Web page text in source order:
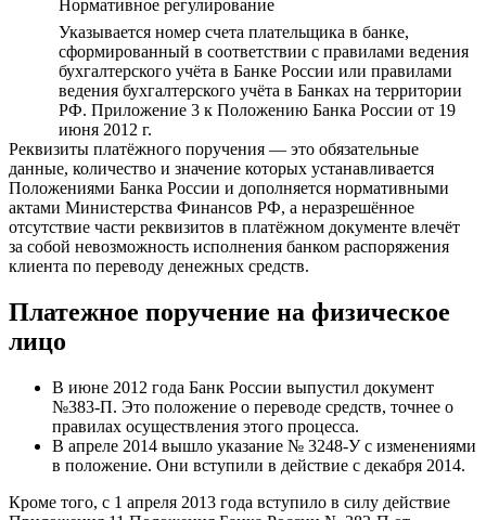
Нормативное регулирование
Указывается номер счета плательщика в банке,
сформированный в соответствии с правилами ведения
бухгалтерского учёта в Банке России или правилами
ведения бухгалтерского учёта в Банках на территории
РФ. Приложение 3 к Положению Банка России от 19
июня 2012 г.
Реквизиты платёжного поручения — это обязательные
данные, количество и значение которых устанавливается
Положениями Банка России и дополняется нормативными
актами Министерства Финансов РФ, а неразрешённое
отсутствие части реквизитов в платёжном документе влечёт
за собой невозможность исполнения банком распоряжения
клиента по переводу денежных средств.
Платежное поручение на физическое
лицо
В июне 2012 года Банк России выпустил документ
№383-П. Это положение о переводе средств, точнее о
правилах осуществления этого процесса.
В апреле 2014 вышло указание № 3248-У с изменениями
в положение. Они вступили в действие с декабря 2014.
Кроме того, с 1 апреля 2013 года вступило в силу действие